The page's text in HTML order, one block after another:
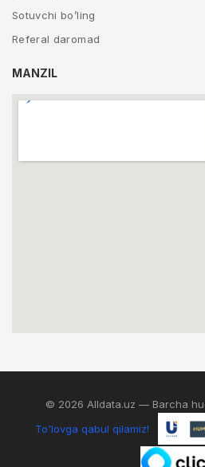
Sotuvchi bo’ling
Referal daromad
MANZIL
© 2026 Alldata.uz — Barcha
To'lovga qabul qilamiz!